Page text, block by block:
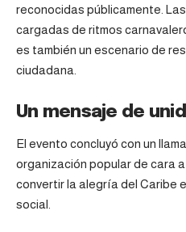
reconocidas públicamente.
cargadas de ritmos
es también un escenario de
ciudadana.
Un mensaje de
El evento concluyó con un
organización popular de cara
convertir la alegría del Caribe
social.